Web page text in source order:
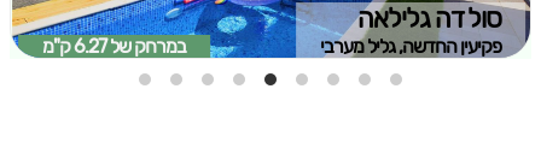
סול דה גלילאה
פקיעין החדשה, גליל מערבי במרחק של6.27 ק"מ